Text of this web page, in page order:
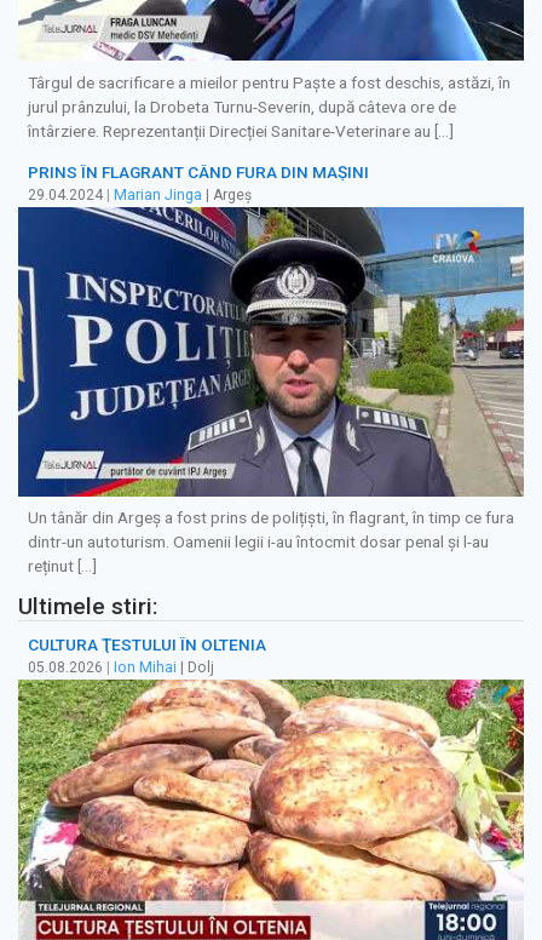
Târgul de sacrificare a mieilor pentru Paște a fost deschis, astăzi, în
jurul prânzului, la Drobeta Turnu-Severin, după câteva ore de
întârziere. Reprezentanții Direcției Sanitare-Veterinare au […]
PRINS ÎN FLAGRANT CÂND FURA DIN MAȘINI
29.04.2024 Marian Jinga | Argeș
Un tânăr din Argeș a fost prins de polițiști, în flagrant, în timp ce fura
dintr-un autoturism. Oamenii legii i-au întocmit dosar penal și l-au
reținut […]
Ultimele stiri:
CULTURA ŢESTULUI ÎN OLTENIA
05.08.2026 Ion Mihai | Dolj